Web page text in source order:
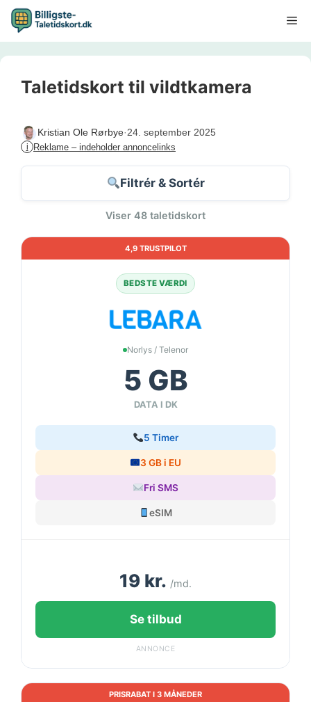
Hop
indhold
Taletidskort til vildtkamera
Kristian Ole Rørbye·24. september 2025
i Reklame – indeholder annoncelinks
Filtrér & Sortér
Viser 48 taletidskort
4,9 TRUSTPILOT
BEDSTE VÆRDI
Norlys / Telenor
5 GB
DATA I DK
5 Timer
3 GB i EU
Fri SMS
eSIM
19 kr. /md.
Se tilbud
ANNONCE
PRISRABAT I 3 MÅNEDER